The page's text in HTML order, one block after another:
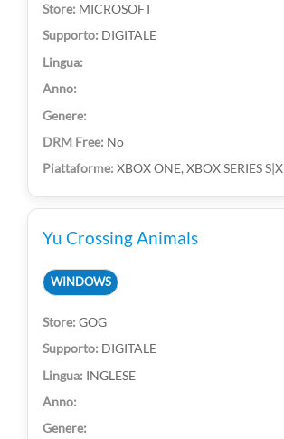
MICROSOFT
DIGITALE
No
XBOX ONE, XBOX SERIES S|X
Yu Crossing Animals
WINDOWS
GOG
DIGITALE
INGLESE